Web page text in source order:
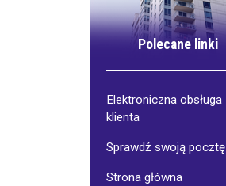
Polecane linki
Elektroniczna obsługa
klienta
Sprawdź swoją pocztę
Strona główna